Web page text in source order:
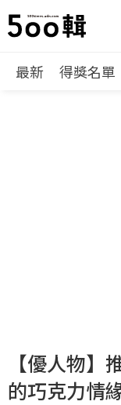
最新 得獎名單
【優人物】
的巧克力情